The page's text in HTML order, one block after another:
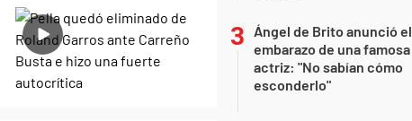
Ángel de Brito anunció el
embarazo de una famosa
actriz: "No sabían cómo
esconderlo"